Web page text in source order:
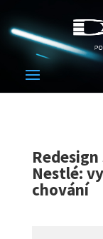
Nestlé:
chování